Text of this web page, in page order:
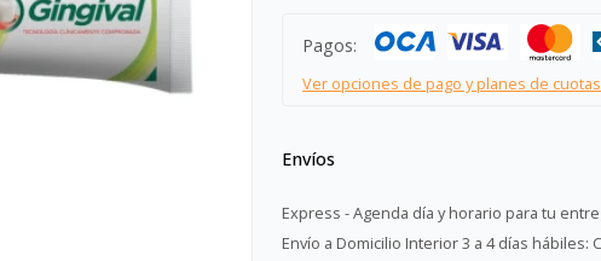
Pagos:
Ver opciones de pago y planes de cuotas
Envíos
Express - Agenda día y horario para tu
Envío a Domicilio Interior 3 a 4 días hábiles: